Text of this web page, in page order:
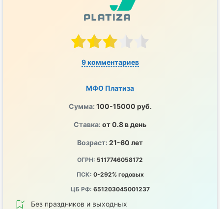
9 комментариев
МФО Платиза
Сумма: 100-15000 руб.
Ставка: от 0.8 в день
Возраст: 21-60 лет
ОГРН: 5117746058172
ПСК: 0-292% годовых
ЦБ РФ: 651203045001237
Без праздников и выходных